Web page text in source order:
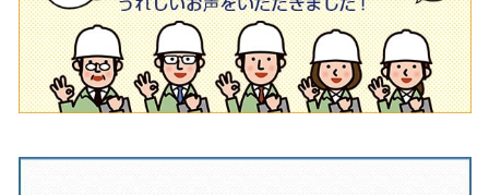
その他
230mm（9インチ）
205mm（8インチ）
230mm（9インチ）
180ｍｍ（7インチ）
205mm（8インチ）